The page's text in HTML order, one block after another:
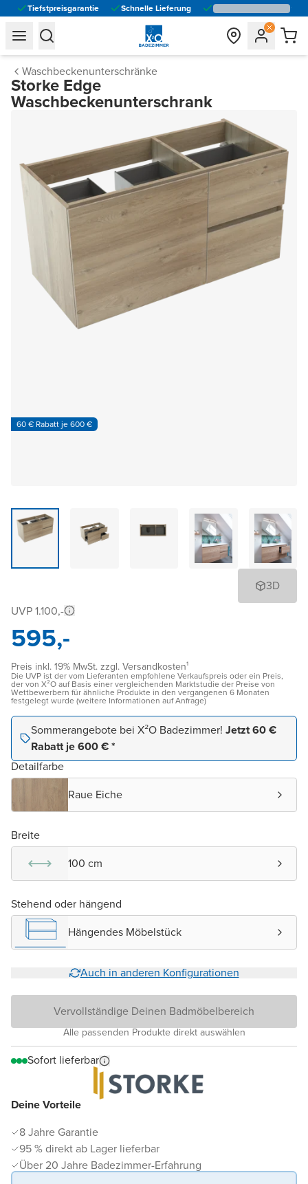
Tiefstpreisgarantie Schnelle Lieferung
general.navigation.toggle_menu.label
general.navigation.toggle_menu.label
Waschbeckenunterschränke
Storke Edge
Waschbeckenunterschrank
60 € Rabatt je 600 €
3D
Deine Vorteile
8 Jahre Garantie
95 % direkt ab Lager lieferbar
Über 20 Jahre Badezimmer-Erfahrung
UVP 1.100,-
595,-
Preis inkl. 19% MwSt. zzgl. Versandkosten¹
Die UVP ist der vom Lieferanten empfohlene Verkaufspreis oder ein Preis,
der von X²O auf Basis einer vergleichenden Marktstudie der Preise von
Wettbewerbern für ähnliche Produkte in den vergangenen 6 Monaten
festgelegt wurde (weitere Informationen auf Anfrage)
Sommerangebote bei X²O Badezimmer! Jetzt 60 €
Rabatt je 600 € *
Detailfarbe
Raue Eiche
Breite
100 cm
Stehend oder hängend
Hängendes Möbelstück
Auch in anderen Konfigurationen
Vervollständige Deinen Badmöbelbereich
Alle passenden Produkte direkt auswählen
Sofort lieferbar